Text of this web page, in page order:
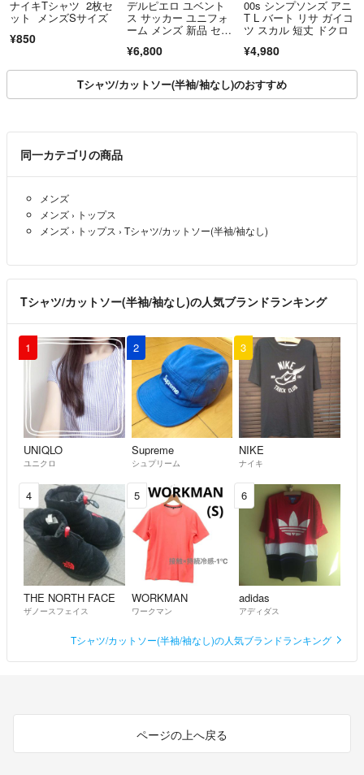
ナイキTシャツ 2枚セ
ット メンズSサイズ
¥850
デルピエロ ユベント
ス サッカー ユニフォ
ーム メンズ 新品 セリ
表 10番 レトロ レプリ
¥6,800
00s シンプソンズ アニ
T L バート リサ ガイコ
ツ スカル 短丈 ドクロ
¥4,980
Tシャツ/カットソー(半袖/袖なし)のおすすめ
同一カテゴリの商品
メンズ
メンズ › トップス
メンズ › トップス › Tシャツ/カットソー(半袖/袖なし)
Tシャツ/カットソー(半袖/袖なし)の人気ブランドランキング
1
UNIQLO
ユニクロ
2
Supreme
シュプリーム
3
NIKE
ナイキ
4
THE NORTH FACE
ザノースフェイス
5
WORKMAN
ワークマン
6
adidas
アディダス
Tシャツ/カットソー(半袖/袖なし)の人気ブランドランキング
ページの上へ戻る